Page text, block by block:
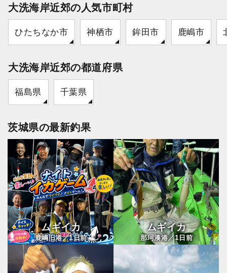
大洗海岸近郊の人気市町村
ひたちなか市 神栖市 鉾田市 鹿嶋市
大洗海岸近郊の都道府県
福島県 千葉県
茨城県の最新釣果
ムギイカ
鹿嶋旧港／1日前
ムギイカ
那珂湊港／1 日前